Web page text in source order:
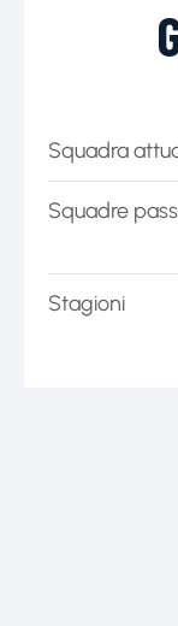
Squadra
Squadre
Stagioni